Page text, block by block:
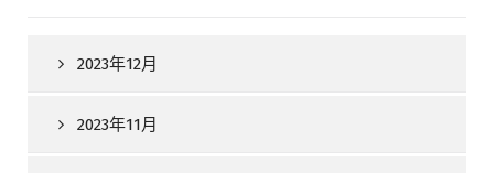
2023年12月
2023年11月